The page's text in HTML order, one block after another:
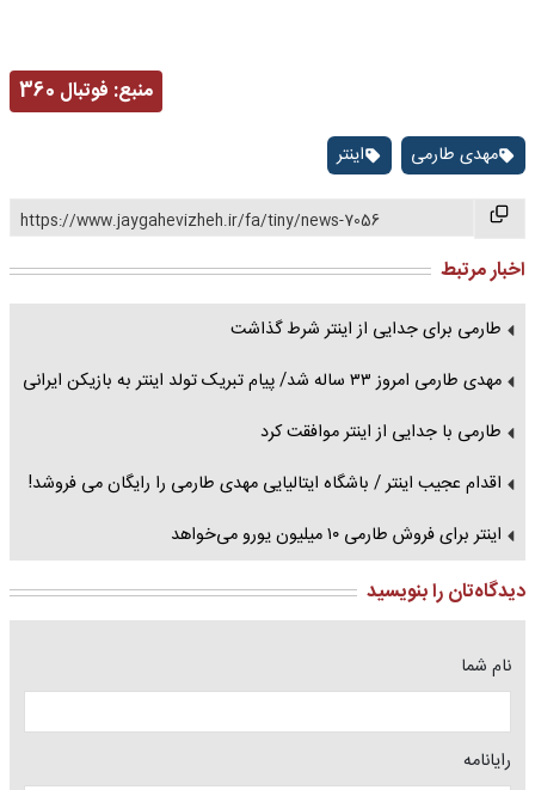
منبع: فوتبال 360
مهدی طارمی اینتر
https://www.jaygahevizheh.ir/fa/tiny/news-7056
اخبار مرتبط
طارمی برای جدایی از اینتر شرط گذاشت
مهدی طارمی امروز ۳۳ ساله شد/ پیام تبریک تولد اینتر به بازیکن ایرانی
طارمی با جدایی از اینتر موافقت کرد
اقدام عجیب اینتر / باشگاه ایتالیایی مهدی طارمی را رایگان می فروشد!
اینتر برای فروش طارمی ۱۰ میلیون یورو می‌خواهد
دیدگاه‌تان را بنویسید
نام شما
رایانامه